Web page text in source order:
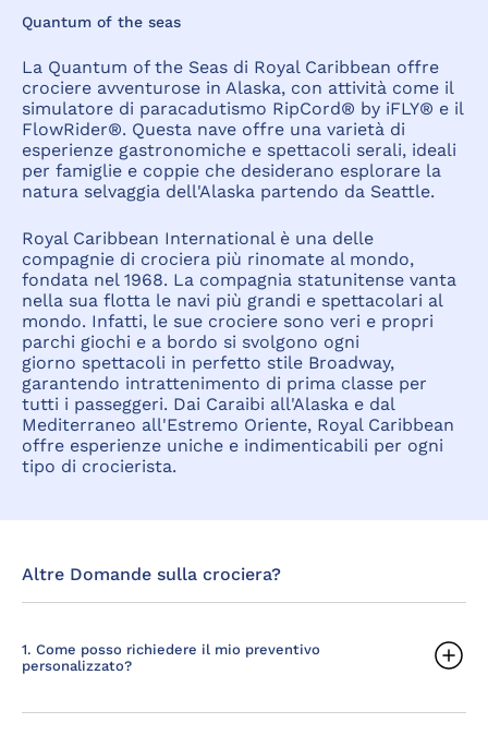
Quantum of the seas
La Quantum of the Seas di Royal Caribbean offre
crociere avventurose in Alaska, con attività come il
simulatore di paracadutismo RipCord® by iFLY® e il
FlowRider®. Questa nave offre una varietà di
esperienze gastronomiche e spettacoli serali, ideali
per famiglie e coppie che desiderano esplorare la
natura selvaggia dell'Alaska partendo da Seattle.
Royal Caribbean International è una delle
compagnie di crociera più rinomate al mondo,
fondata nel 1968. La compagnia statunitense vanta
nella sua flotta le navi più grandi e spettacolari al
mondo. Infatti, le sue crociere sono veri e propri
parchi giochi e a bordo si svolgono ogni
giorno spettacoli in perfetto stile Broadway,
garantendo intrattenimento di prima classe per
tutti i passeggeri. Dai Caraibi all'Alaska e dal
Mediterraneo all'Estremo Oriente, Royal Caribbean
offre esperienze uniche e indimenticabili per ogni
tipo di crocierista.
Altre Domande sulla crociera?
1. Come posso richiedere il mio preventivo
personalizzato?